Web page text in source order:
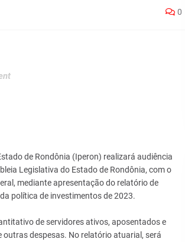
0
de Rondônia (Iperon) realizará audiência
Legislativa do Estado de Rondônia, com o
mediante apresentação do relatório de
política de investimentos de 2023.
de servidores ativos, aposentados e
despesas. No relatório atuarial, será